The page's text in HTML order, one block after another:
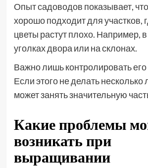
Опыт садоводов показывает,
хорошо подходит для участков,
цветы растут плохо. Например,
уголках двора или на склонах.
Важно лишь контролировать его
Если этого не делать несколько
может занять значительную
Какие проблемы
возникать при
выращивании